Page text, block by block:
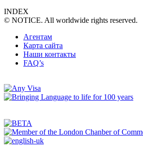
INDEX
© NOTICE. All worldwide rights reserved.
Агентам
Карта сайта
Наши контакты
FAQ’s